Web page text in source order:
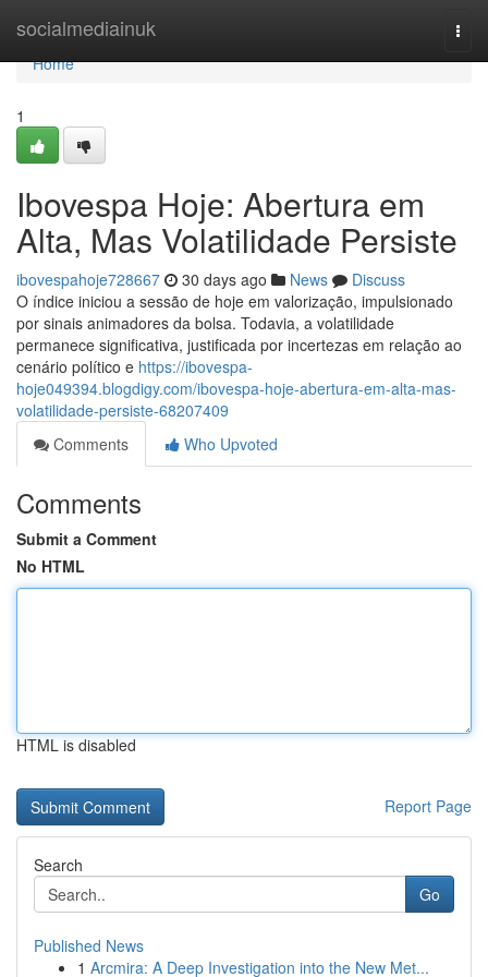
socialmediainuk
Home
Home
1
Ibovespa Hoje: Abertura em
Alta, Mas Volatilidade Persiste
ibovespahoje728667 30 days ago News
Discuss
O índice iniciou a sessão de hoje em valorização, impulsionado
por sinais animadores da bolsa. Todavia, a volatilidade
permanece significativa, justificada por incertezas em relação ao
cenário político e https://ibovespa-
hoje049394.blogdigy.com/ibovespa-hoje-abertura-em-alta-mas-
volatilidade-persiste-68207409
Comments
Who Upvoted
Comments
Submit a Comment
No HTML
HTML is disabled
Report Page
Search
Go
Published News
1 Arcmira: A Deep Investigation into the New Met...